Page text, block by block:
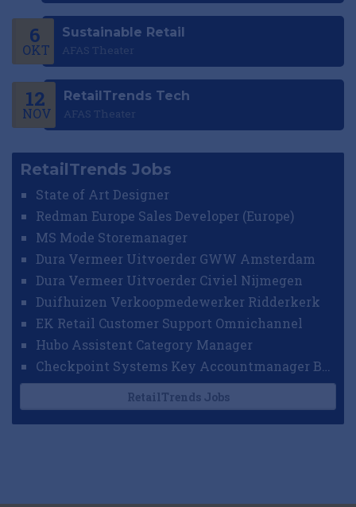
6
OKT
Sustainable Retail
AFAS Theater
12
NOV
RetailTrends Tech
AFAS Theater
RetailTrends Jobs
State of Art Designer
Redman Europe Sales Developer (Europe)
MS Mode Storemanager
Dura Vermeer Uitvoerder GWW Amsterdam
Dura Vermeer Uitvoerder Civiel Nijmegen
Duifhuizen Verkoopmedewerker Ridderkerk
EK Retail Customer Support Omnichannel
Hubo Assistent Category Manager
RetailTrends Jobs